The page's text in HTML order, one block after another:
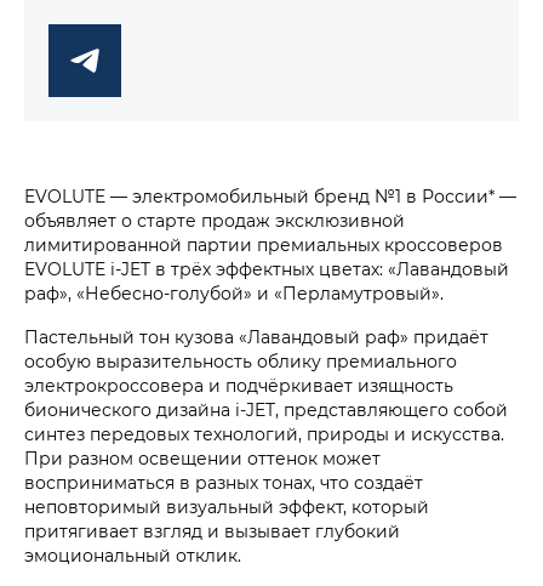
EVOLUTE — электромобильный бренд №1 в России* —
объявляет о старте продаж эксклюзивной
лимитированной партии премиальных кроссоверов
EVOLUTE i‑JET в трёх эффектных цветах: «Лавандовый
раф», «Небесно-голубой» и «Перламутровый».
Пастельный тон кузова «Лавандовый раф» придаёт
особую выразительность облику премиального
электрокроссовера и подчёркивает изящность
бионического дизайна i‑JET, представляющего собой
синтез передовых технологий, природы и искусства.
При разном освещении оттенок может
восприниматься в разных тонах, что создаёт
неповторимый визуальный эффект, который
притягивает взгляд и вызывает глубокий
эмоциональный отклик.